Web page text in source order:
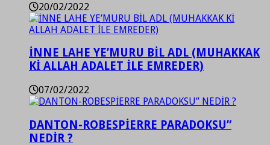
20/02/2022
İNNE LAHE YE’MURU BİL ADL (MUHAKKAK
Kİ ALLAH ADALET İLE EMREDER)
07/02/2022
DANTON-ROBESPİERRE PARADOKSU”
NEDİR ?